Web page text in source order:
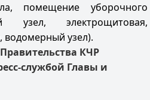
помещение уборочного
узел, электрощитовая,
водомерный узел).
КЧР
службой Главы и